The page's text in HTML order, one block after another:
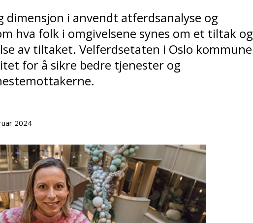
dimensjon i anvendt atferdsanalyse og
hva folk i omgivelsene synes om et tiltak og
av tiltaket. Velferdsetaten i Oslo kommune
for å sikre bedre tjenester og
2024